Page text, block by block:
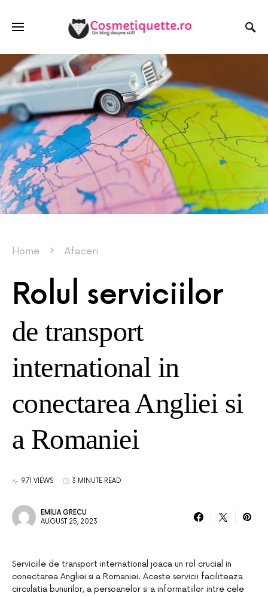
Home Afaceri
Rolul serviciilor
de transport
international in
conectarea Angliei si
a Romaniei
971 VIEWS 3 MINUTE READ
EMILIA GRECU
AUGUST 25, 2023
Serviciile de transport international joaca un rol crucial in
conectarea Angliei si a Romaniei. Aceste servicii faciliteaza
circulatia bunurilor, a persoanelor si a informatiilor intre cele